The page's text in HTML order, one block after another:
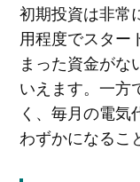
初期投資は非常
用程度でスター
まった資金がな
いえます。一方
く、毎月の電気
わずかになるこ